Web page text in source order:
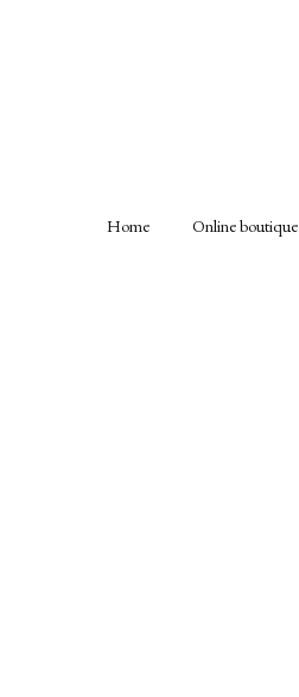
Home Online boutique